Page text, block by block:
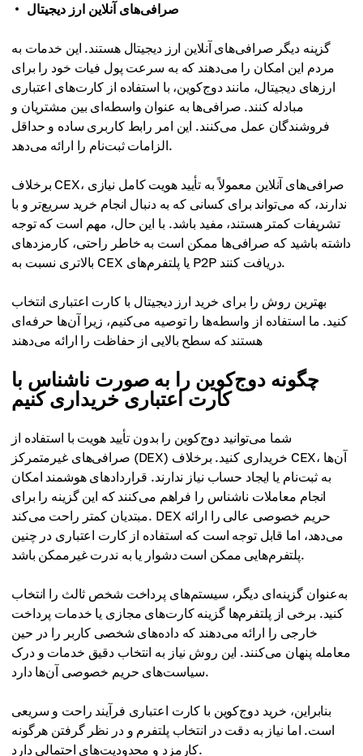
صرافی‌های آنلاین ارز دیجیتال
گزینه دیگر صرافی‌های آنلاین ارز دیجیتال هستند. این خدمات به
مردم این امکان را می‌دهند که به سرعت پول فیات خود را برای
ارزهای دیجیتال، مانند دوج‌کوین، با استفاده از کارت‌های اعتباری
مبادله کنند. صرافی‌ها به عنوان واسطه‌ای بین مشتریان و
فروشندگان عمل می‌کنند. این امر رابط کاربری ساده و حداقل
الزامات ثبت‌نام را ارائه می‌دهد.
برخلاف CEX، صرافی‌های آنلاین معمولاً به تأیید هویت کامل نیازی
ندارند، که می‌تواند برای کسانی که به دنبال انجام خرید سریع‌تر و با
تشریفات کمتر هستند، مفید باشد. با این حال، مهم است که توجه
داشته باشید که صرافی‌ها ممکن است به خاطر راحتی، کارمزدهای
بالاتری نسبت به CEX یا پلتفرم‌های P2P دریافت کنند.
بهترین روش را برای خرید ارز دیجیتال با کارت اعتباری انتخاب
کنید. ما استفاده از واسطه‌ها را توصیه می‌کنیم، زیرا آن‌ها حرفه‌ای
هستند که سطح بالایی از حفاظت را ارائه می‌دهند
چگونه دوج‌کوین را به صورت ناشناس با
کارت اعتباری خریداری کنیم
شما می‌توانید دوج‌کوین را بدون تأیید هویت با استفاده از
صرافی‌های غیرمتمرکز (DEX) خریداری کنید. برخلاف CEX، آن‌ها
به ثبت‌نام یا ایجاد حساب نیاز ندارند. قراردادهای هوشمند امکان
انجام معاملات ناشناس را فراهم می‌کنند که این گزینه را برای
مبتدیان کمتر راحت می‌کند. DEX حریم خصوصی عالی را ارائه
می‌دهد، اما قابل توجه است که استفاده از کارت اعتباری در چنین
پلتفرم‌هایی ممکن است دشوار یا به ندرت غیرممکن باشد.
به‌عنوان گزینه‌ای دیگر، سیستم‌های پرداخت شخص ثالث را انتخاب
کنید. برخی از پلتفرم‌ها گزینه کارت‌های مجازی یا خدمات پرداخت
خارجی را ارائه می‌دهند که داده‌های شخصی کاربر را در حین
معامله پنهان می‌کنند. این روش نیاز به انتخاب دقیق خدمات و درک
سیاست‌های حریم خصوصی آن‌ها دارد.
بنابراین، خرید دوج‌کوین با کارت اعتباری فرآیند راحت و سریعی
است. اما نیاز به دقت در انتخاب پلتفرم و در نظر گرفتن هرگونه
کارمزد و محدودیت‌های احتمالی دارد.